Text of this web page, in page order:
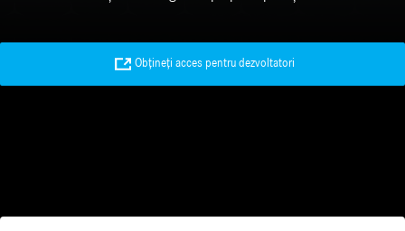
Obțineți acces pentru dezvoltatori